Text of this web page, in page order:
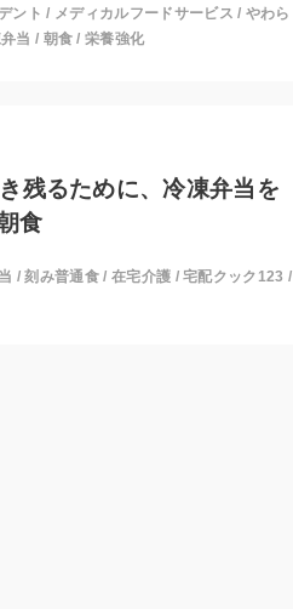
ント / メディカルフードサービス / やわら
当 / 朝食 /栄養強化
残るために、冷凍弁当を
食
/刻み普通食/ 在宅介護 /宅配クック123 /